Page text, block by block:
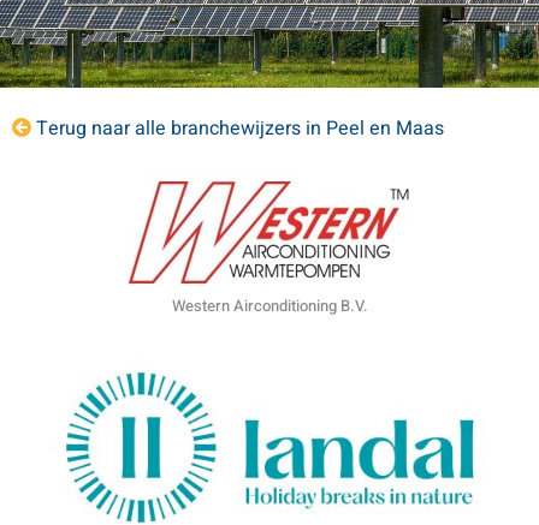
Terug naar alle branchewijzers in Peel en Maas
Western Airconditioning B.V.